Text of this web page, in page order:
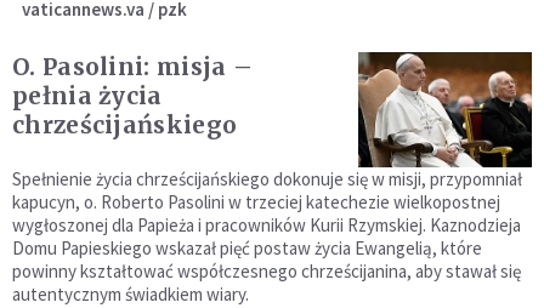
vaticannews.va / pzk
O. Pasolini: misja –
pełnia życia
chrześcijańskiego
Spełnienie życia chrześcijańskiego dokonuje się w misji, przypomniał
kapucyn, o. Roberto Pasolini w trzeciej katechezie wielkopostnej
wygłoszonej dla Papieża i pracowników Kurii Rzymskiej. Kaznodzieja
Domu Papieskiego wskazał pięć postaw życia Ewangelią, które
powinny kształtować współczesnego chrześcijanina, aby stawał się
autentycznym świadkiem wiary.